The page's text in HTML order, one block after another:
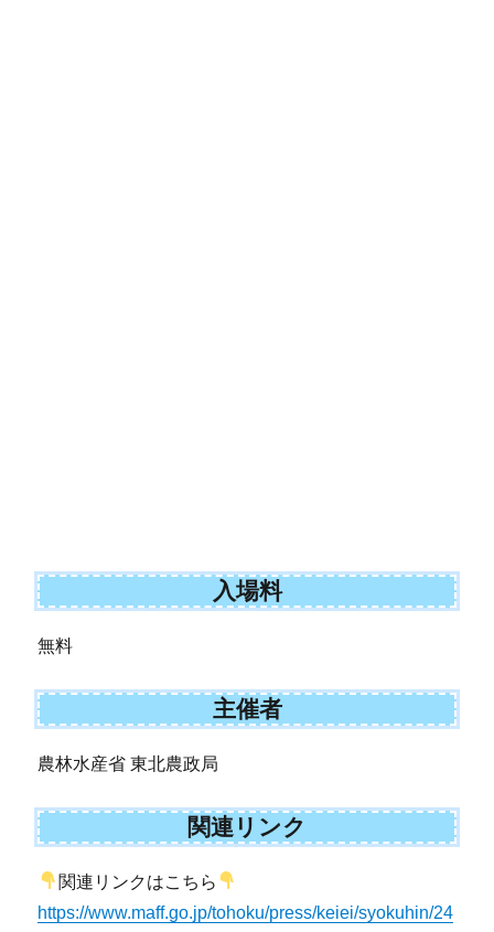
入場料
無料
主催者
農林水産省 東北農政局
関連リンク
関連リンクはこちら
https://www.maff.go.jp/tohoku/press/keiei/syokuhin/24